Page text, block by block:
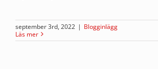
september 3rd, 2022 | Blogginlägg
Läs mer